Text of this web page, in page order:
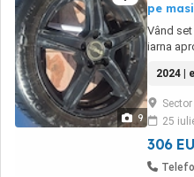
9
pe
Vând
iarna
a 5 2015
2024 |
25
306